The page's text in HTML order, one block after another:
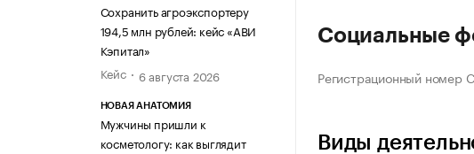
Сохранить агроэкспортеру
194,5 млн рублей: кейс «АВИ
Кэпитал»
Кейс
6 августа 2026
НОВАЯ АНАТОМИЯ
Мужчины пришли к
косметологу: как выглядит
Социальные
Регистрационный номер
Виды